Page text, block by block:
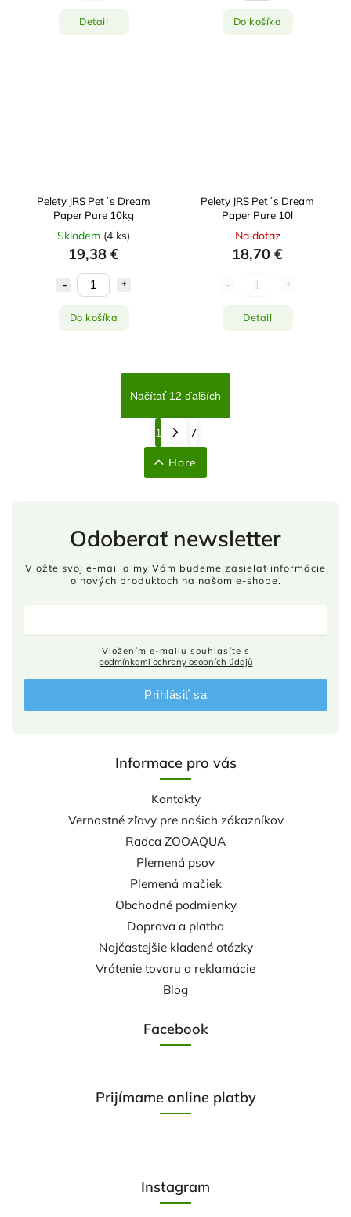
Detail Do košíka
Pelety JRS Pet´s Dream
Paper Pure 10kg
Skladem (4 ks)
19,38 €
Do košíka
Pelety JRS Pet´s Dream
Paper Pure 10l
Na dotaz
18,70 €
Detail
Načítať 12 ďalších
1 7
Hore
Informace pro vás
Kontakty
Vernostné zľavy pre našich zákazníkov
Radca ZOOAQUA
Plemená psov
Plemená mačiek
Obchodné podmienky
Doprava a platba
Najčastejšie kladené otázky
Vrátenie tovaru a reklamácie
Blog
Facebook
Odoberať newsletter
Vložte svoj e-mail a my Vám budeme zasielať informácie
o nových produktoch na našom e-shope.
podmínkami ochrany osobních údajů
Prihlásiť sa
Prijímame online platby
Instagram